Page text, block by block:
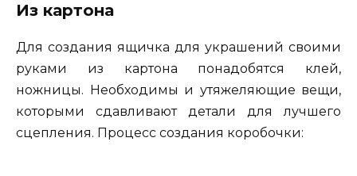
Из картона
Для создания ящичка для украшений своими
руками из картона понадобятся клей,
ножницы. Необходимы и утяжеляющие вещи,
которыми сдавливают детали для лучшего
сцепления. Процесс создания коробочки: